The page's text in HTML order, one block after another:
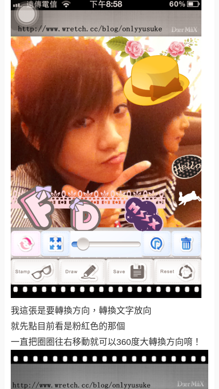
我這張是要轉換方向，轉換文字放向
就先點目前看是粉紅色的那個
一直把圈圈往右移動就可以360度大轉換方向唷！